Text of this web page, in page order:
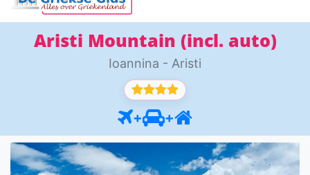
Aristi Mountain (incl. auto)
Ioannina - Aristi
+ +